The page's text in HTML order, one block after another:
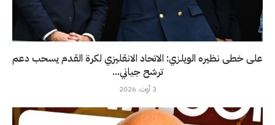
على خطى نظيره الويلزي: الاتحاد الانقليزي لكرة القدم يسحب دعم
ترشح جياني...
3 أوت، 2026